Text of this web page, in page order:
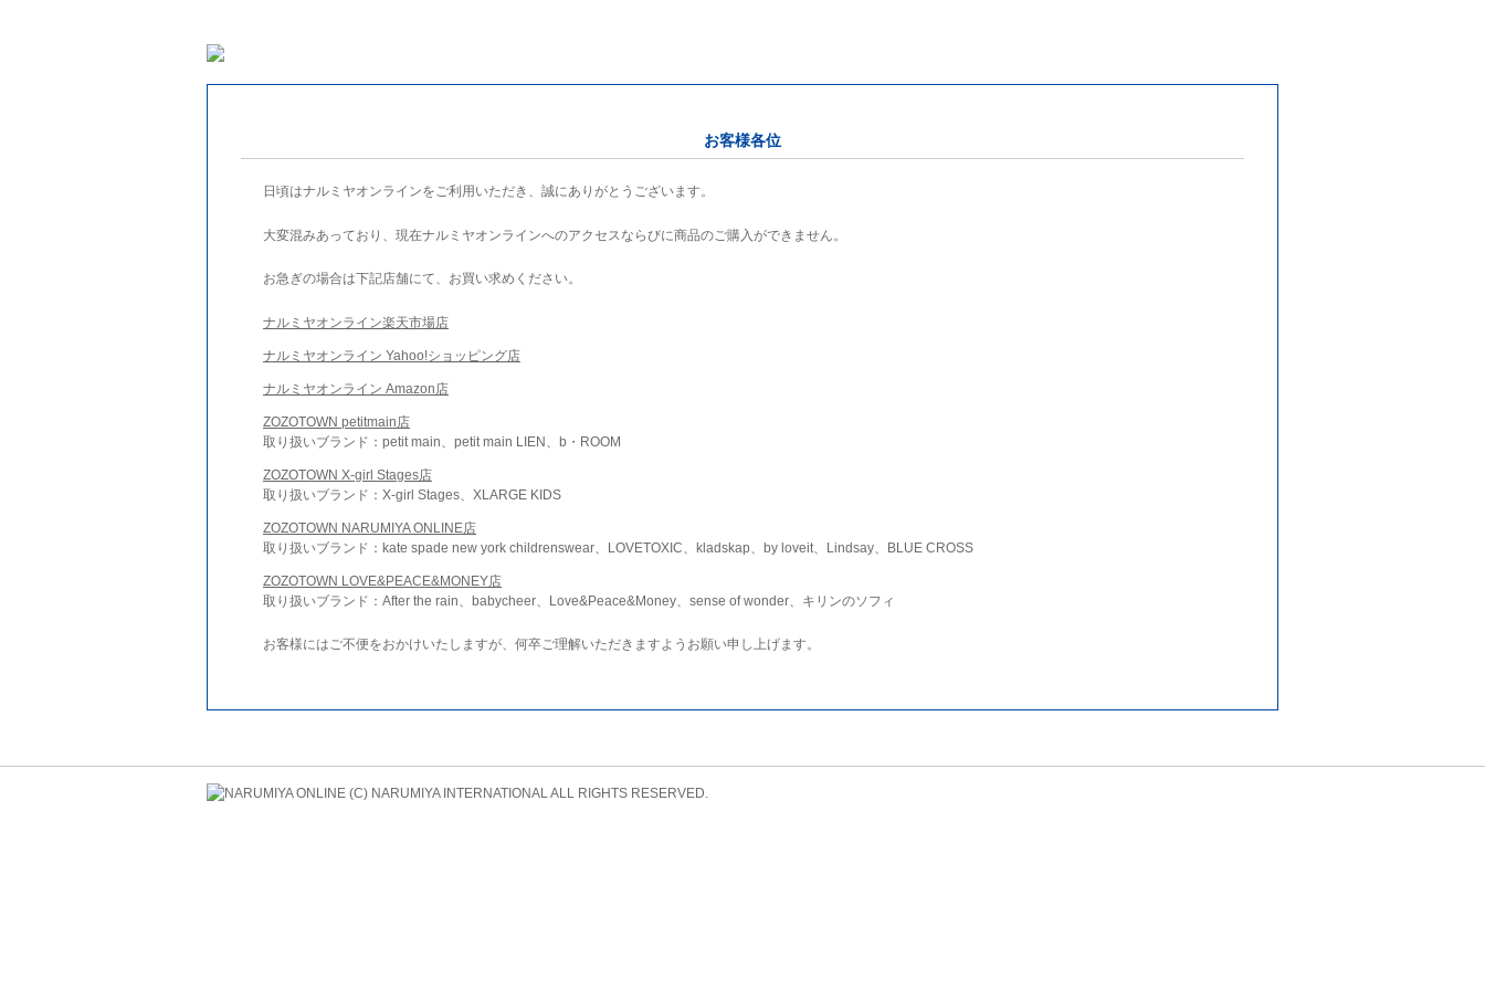
お客様各位
日頃はナルミヤオンラインをご利用いただき、誠にありがとうございます。
大変混みあっており、現在ナルミヤオンラインへのアクセスならびに商品のご購入ができません。
お急ぎの場合は下記店舗にて、お買い求めください。
ナルミヤオンライン楽天市場店
ナルミヤオンライン Yahoo!ショッピング店
ナルミヤオンライン Amazon店
ZOZOTOWN petitmain店
取り扱いブランド：petit main、petit main LIEN、b・ROOM
ZOZOTOWN X-girl Stages店
取り扱いブランド：X-girl Stages、XLARGE KIDS
ZOZOTOWN NARUMIYA ONLINE店
取り扱いブランド：kate spade new york childrenswear、LOVETOXIC、kladskap、by loveit、Lindsay、BLUE CROSS
ZOZOTOWN LOVE&PEACE&MONEY店
取り扱いブランド：After the rain、babycheer、Love&Peace&Money、sense of wonder、キリンのソフィ
お客様にはご不便をおかけいたしますが、何卒ご理解いただきますようお願い申し上げます。